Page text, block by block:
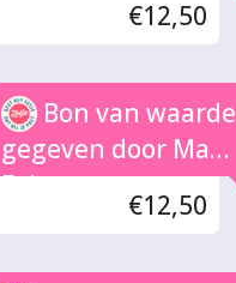
€12,50
Bon van waarde
gegeven door Mark
Faber
€12,50